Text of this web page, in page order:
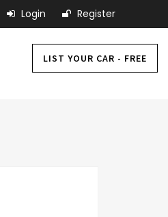
Login Register
LIST YOUR CAR - FREE